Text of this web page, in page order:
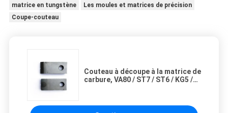
matrice en tungstène
Les moules et matrices de précision
Coupe-couteau
Couteau à découpe à la matrice de
carbure, VA80 / ST7 / ST6 / KG5 /